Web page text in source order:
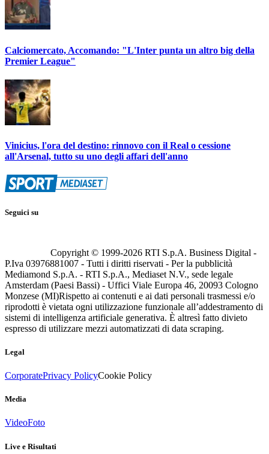
Calciomercato, Accomando: "L'Inter punta un altro big della
Premier League"
Vinicius, l'ora del destino: rinnovo con il Real o cessione
all'Arsenal, tutto su uno degli affari dell'anno
Seguici su
Copyright © 1999-2026 RTI S.p.A. Business Digital -
P.Iva 03976881007 - Tutti i diritti riservati - Per la pubblicità
Mediamond S.p.A. - RTI S.p.A., Mediaset N.V., sede legale
Amsterdam (Paesi Bassi) - Uffici Viale Europa 46, 20093 Cologno
Monzese (MI)Rispetto ai contenuti e ai dati personali trasmessi e/o
riprodotti è vietata ogni utilizzazione funzionale all’addestramento di
sistemi di intelligenza artificiale generativa. È altresì fatto divieto
espresso di utilizzare mezzi automatizzati di data scraping.
Legal
CorporatePrivacy PolicyCookie Policy
Media
VideoFoto
Live e Risultati